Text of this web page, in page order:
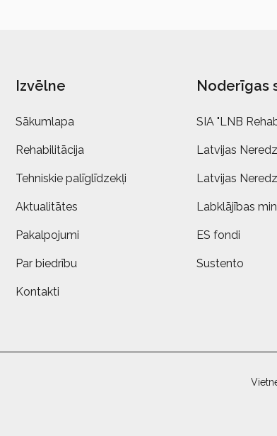
Izvēlne
Sākumlapa
Rehabilitācija
Tehniskie palīglīdzekļi
Aktualitātes
Pakalpojumi
Par biedrību
Kontakti
Noderīgas
SIA "LNB
Latvijas
Latvijas
Labklājības
ES fondi
Sustento